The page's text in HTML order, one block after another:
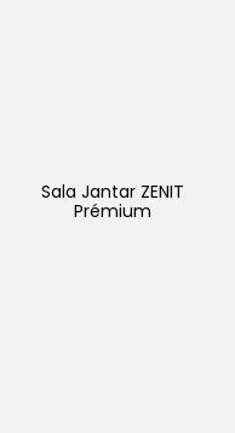
Sala Jantar ZENIT
Prémium